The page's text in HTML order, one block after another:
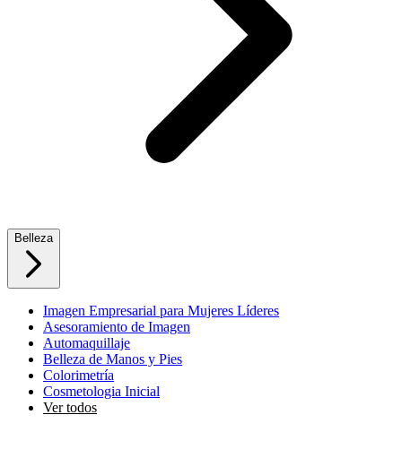
Belleza
Imagen Empresarial para Mujeres Líderes
Asesoramiento de Imagen
Automaquillaje
Belleza de Manos y Pies
Colorimetría
Cosmetologia Inicial
Ver todos